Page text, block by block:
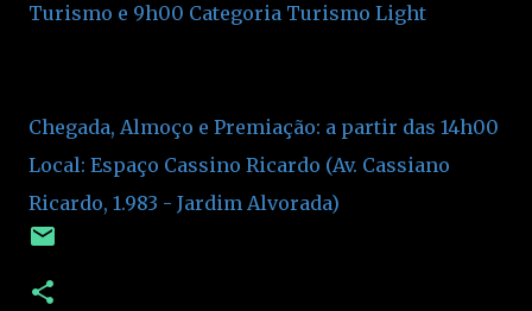
Turismo e 9h00 Categoria Turismo Light
Chegada, Almoço e Premiação: a partir das 14h00
Local: Espaço Cassino Ricardo (Av. Cassiano
Ricardo, 1.983 - Jardim Alvorada)